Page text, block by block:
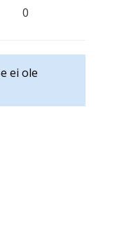
0
ei ole